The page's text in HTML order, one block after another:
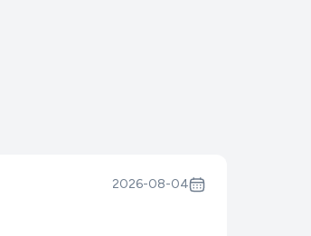
2026-08-04